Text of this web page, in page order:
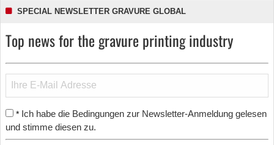
SPECIAL NEWSLETTER GRAVURE GLOBAL
Top news for the gravure printing industry
* Ich habe die Bedingungen zur Newsletter-Anmeldung gelesen
und stimme diesen zu.